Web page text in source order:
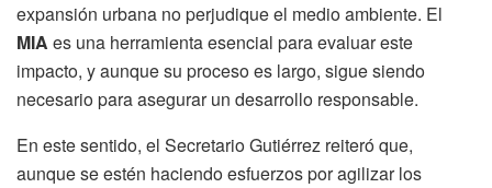
expansión urbana no perjudique el medio ambiente. El
MIA es una herramienta esencial para evaluar este
impacto, y aunque su proceso es largo, sigue siendo
necesario para asegurar un desarrollo responsable.
En este sentido, el Secretario Gutiérrez reiteró que,
aunque se estén haciendo esfuerzos por agilizar los